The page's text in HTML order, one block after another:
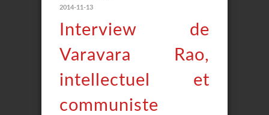
2014-11-13
Interview de
Varavara Rao,
intellectuel et
communiste